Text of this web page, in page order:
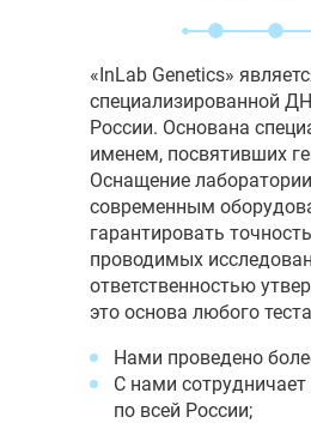
«InLab Genetics»
специализированной
России. Основана
именем, посвятивших
Оснащение
современным
гарантировать
проводимых
ответственностью
это основа любого
Нами проведено
С нами
по всей России;